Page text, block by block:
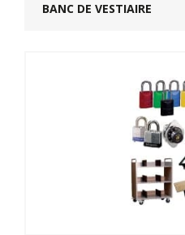
BANC DE VESTIAIRE